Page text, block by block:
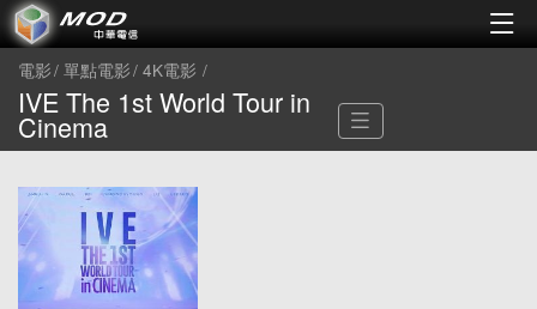
電影 單點電影 4K電影
IVE The 1st World Tour in
Cinema